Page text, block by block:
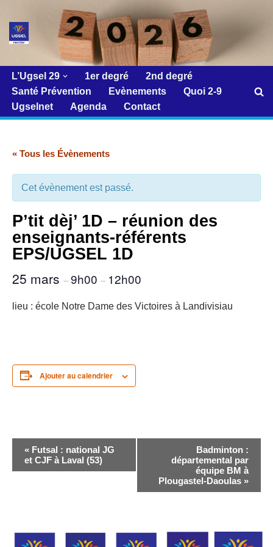
Aller
contenu
L’Ugsel 29
1er degré
2nd degré
Santé Prévention
Evènements
Quoi 2-9
Ugselnet
Agenda Contact
« Tous les Évènements
Cet évènement est passé.
P’tit dèj’ 1D – réunion des
enseignants-référents
EPS/UGSEL 1D
25 mars –9h00 – 12h00
lieu : école Notre Dame des Victoires à Landivisiau
Ajouter au calendrier
Navigation
Évènement
« Futsal : national JG
et CJF à Laval (53)
Badminton :
départemental par
équipe BM à
Plougastel-Daoulas »